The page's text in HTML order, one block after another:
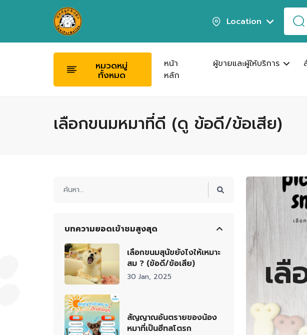
Location
หมวดหมู่
ทั้งหมด
หน้า
หลัก
ผู้ขายและผู้ให้บริการ
เลือกขนมหมาที่ดี (ดู ข้อดี/ข้อเสีย)
บทความยอดเข้าชมสูงสุด
เลือกขนมสุนัขยังไงให้เหมาะ
สม ? (ข้อดี/ข้อเสีย)
30 Jan, 2025
สัญญาณอันตรายของน้อง
หมาที่เป็นฮีทสโตรก
เ